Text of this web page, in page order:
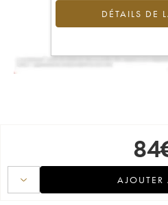
DÉTAILS DE
84
AJOUTER